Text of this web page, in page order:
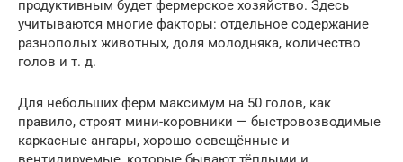
продуктивным будет фермерское хозяйство. Здесь
учитываются многие факторы: отдельное содержание
разнополых животных, доля молодняка, количество
голов и т. д.
Для небольших ферм максимум на 50 голов, как
правило, строят мини-коровники — быстровозводимые
каркасные ангары, хорошо освещённые и